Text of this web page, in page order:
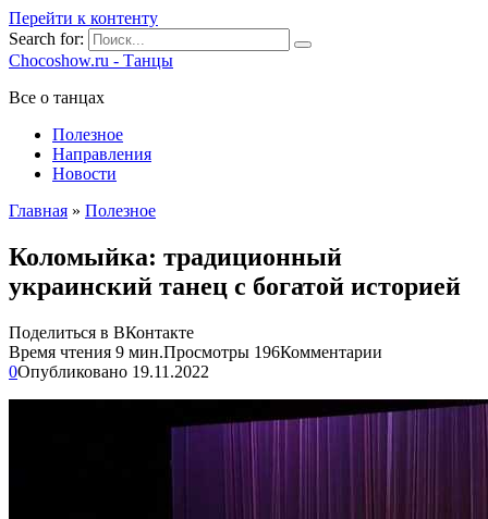
Перейти к контенту
Search for:
Chocoshow.ru - Танцы
Все о танцах
Полезное
Направления
Новости
Главная » Полезное
Коломыйка: традиционный
украинский танец с богатой историей
Поделиться в ВКонтакте
Время чтения 9 мин.Просмотры 196Комментарии
0Опубликовано 19.11.2022